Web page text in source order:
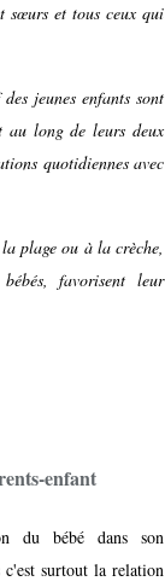
sœurs et tous ceux qui
jeunes enfants sont
au long de leurs deux
quotidiennes avec
plage ou à la crèche,
favorisent leur
enfant
du bébé dans son
surtout la relation